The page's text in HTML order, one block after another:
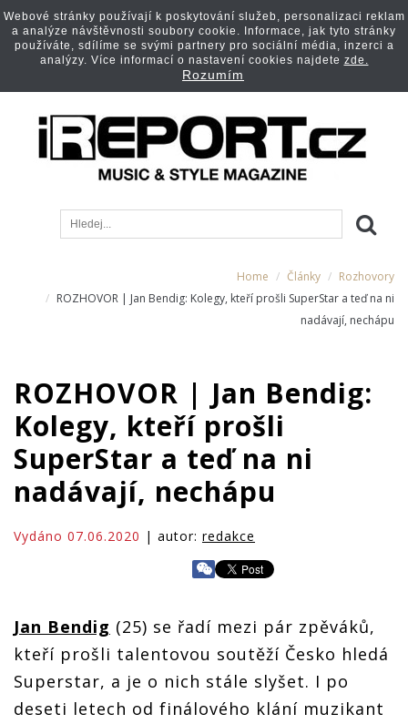
Home Články
Rozhovory
ROZHOVOR | Jan Bendig: Kolegy, kteří prošli SuperStar a teď na ni
nadávají, nechápu
ROZHOVOR | Jan Bendig:
Kolegy, kteří prošli
SuperStar a teď na ni
nadávají, nechápu
Vydáno 07.06.2020 | autor: redakce
Jan Bendig (25) se řadí mezi pár zpěváků,
kteří prošli talentovou soutěží Česko hledá
Superstar, a je o nich stále slyšet. I po
deseti letech od finálového klání muzikant
Webové stránky používají k poskytování služeb, personalizaci reklam
a analýze návštěvnosti soubory cookie. Informace, jak tyto stránky
používáte, sdílíme se svými partnery pro sociální média, inzerci a
analýzy. Více informací o nastavení cookies najdete zde.
Rozumím